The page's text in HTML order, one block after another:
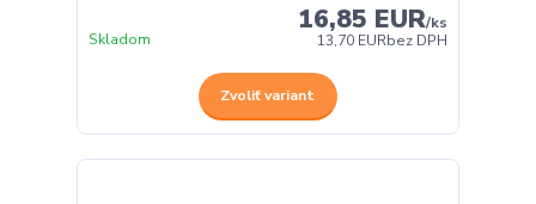
16,85 EUR/ks
13,70 EURbez DPH
Skladom
Zvoliť variant